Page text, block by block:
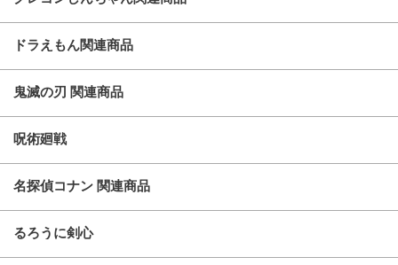
ドラえもん関連商品
鬼滅の刃 関連商品
呪術廻戦
名探偵コナン 関連商品
るろうに剣心